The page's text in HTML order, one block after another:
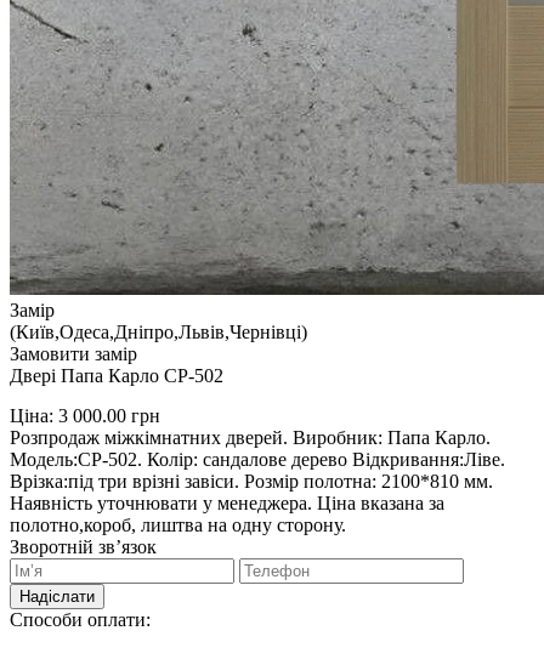
Замір
(Київ,Одеса,Дніпро,Львів,Чернівці)
Замовити замір
Двері Папа Карло СP-502
Ціна: 3 000.00 грн
Розпродаж міжкімнатних дверей. Виробник: Папа Карло.
Модель:СP-502. Колір: сандалове дерево Відкривання:Ліве.
Врізка:під три врізні завіси. Розмір полотна: 2100*810 мм.
Наявність уточнювати у менеджера. Ціна вказана за
полотно,короб, лиштва на одну сторону.
Зворотній зв’язок
Надіслати
Способи оплати: